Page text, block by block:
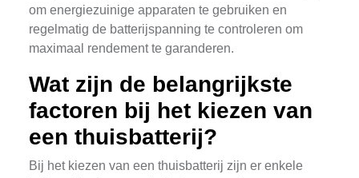
om energiezuinige apparaten te gebruiken en
regelmatig de batterijspanning te controleren om
maximaal rendement te garanderen.
Wat zijn de belangrijkste
factoren bij het kiezen van
een thuisbatterij?
Bij het kiezen van een thuisbatterij zijn er enkele